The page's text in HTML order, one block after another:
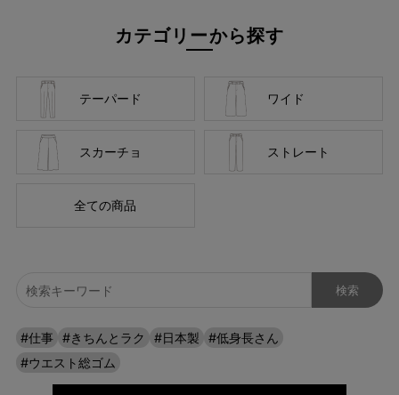
優秀なシルエット＆デザインだから、お気に入りがきっと見つか
深まる季節にも重くなりすぎず、華やかな印象で季節の変わり目
もオシャレを楽しめますよ。
カテゴリーから探す
テーパード ワイド
スカーチョ ストレート
全ての商品
#仕事 #きちんとラク #日本製
#低身長さん
#ウエスト総ゴム